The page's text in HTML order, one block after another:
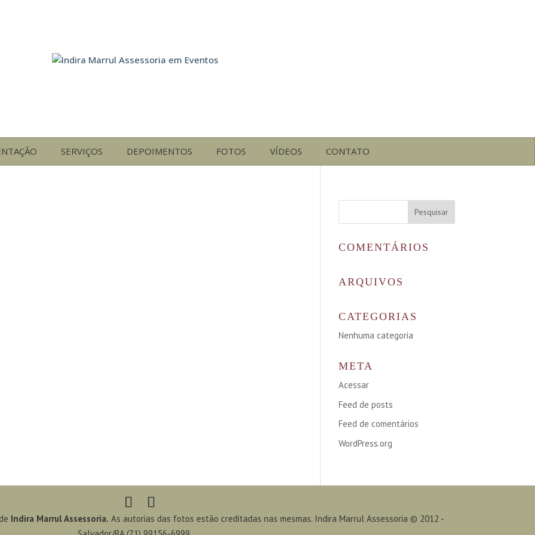
SERVIÇOS DEPOIMENTOS FOTOS VÍDEOS CONTATO
COMENTÁRIOS
ARQUIVOS
CATEGORIAS
Nenhuma categoria
META
Acessar
Feed de posts
Feed de comentários
WordPress.org
Indira Marrul Assessoria. As autorias das fotos estão creditadas nas mesmas. Indira Marrul Assessoria © 2012 -